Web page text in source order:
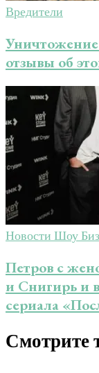
Вредители
отзывы об
Новости Шоу
Петров с
и Снигирь и
сериала
Смотрите